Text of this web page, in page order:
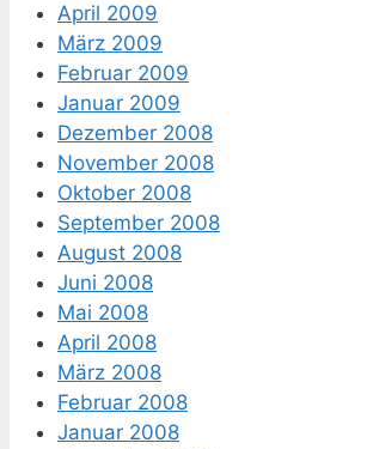
April 2009
März 2009
Februar 2009
Januar 2009
Dezember 2008
November 2008
Oktober 2008
September 2008
August 2008
Juni 2008
Mai 2008
April 2008
März 2008
Februar 2008
Januar 2008